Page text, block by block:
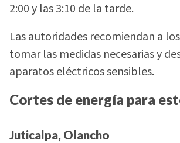
2:00 y las 3:10 de la tarde.
Las autoridades recomiendan a
tomar las medidas necesarias y
aparatos eléctricos sensibles.
Cortes de energía para
Juticalpa, Olancho